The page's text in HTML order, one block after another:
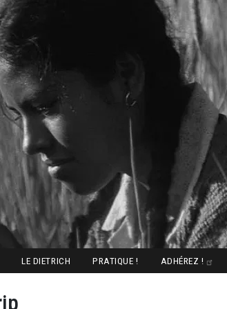
LE DIETRICH PRATIQUE ! ADHÉREZ !